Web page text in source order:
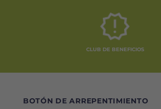
CLUB DE BENEFICIOS
BOTÓN DE ARREPENTIMIENTO